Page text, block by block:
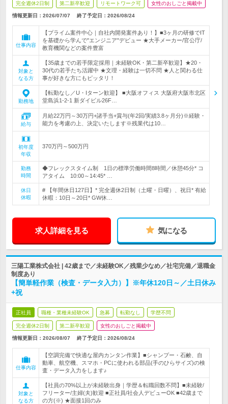
完全週休2日制 第二新卒歓迎 リモートワーク可 女性のおしごと掲載中
情報更新日：2026/07/07 終了予定日： 2026/08/24
仕事内容
【プライム案件中心｜自社内開発案件あり！】■3ヶ月の研修でIT
を基礎から学んで"エンジニア"デビュー ★大手メーカー/官公庁/
教育機関などの案件豊富
対象と
なる方
【35歳までの若手限定採用｜未経験OK・第二新卒歓迎】★20・
30代の若手たち活躍中 ★文理・経験は一切不問 ★人と関わる仕
事が好きな方にもピッタリ！
勤務地
【転勤なし／U・Iターン歓迎】 ■大阪オフィス 大阪府大阪市北区
堂島浜1-2-1 新ダイビル26F…
給与
月給22万円～30万円+諸手当+賞与(年2回/実績3.8ヶ月分)※経験・
能力を考慮の上、決定いたします※残業代は10…
初年度
年収
370万円～500万円
勤務
時間
◆フレックスタイム制 1日の標準労働時間8時間／休憩45分* コ
アタイム 10:00～14:45* …
休日
休暇
# 【年間休日127日】* 完全週休2日制（土曜・日曜）、祝日* 有給
休暇：10日～20日* GW休…
求人詳細を見る 気になる
三陽工業株式会社 | 42歳まで／未経験OK／残業少なめ／社宅完備／退職金
制度あり
【簡単軽作業（検査・データ入力）】※年休120日～／土日休み
+祝
正社員 職種・業種未経験OK 急募 転勤なし 学歴不問
完全週休2日制 第二新卒歓迎 女性のおしごと掲載中
情報更新日：2026/08/07 終了予定日： 2026/08/24
仕事内容
【空調完備で快適な屋内カンタン作業】■シャンプー・石鹸、自
動車、航空機、スマホ・PCに使われる部品(手のひらサイズ)の検
査・データ入力をします♪
対象と
なる方
【社員の70%以上が未経験出身｜学歴＆転職回数不問】■未経験/
フリーター/主婦(夫)歓迎 ■正社員/社会人デビューOK ■42歳まで
の方(※) ★面接1回のみ